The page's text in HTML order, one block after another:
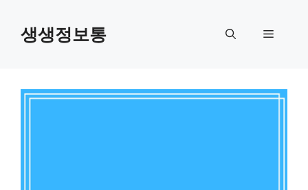
생생정보통 메